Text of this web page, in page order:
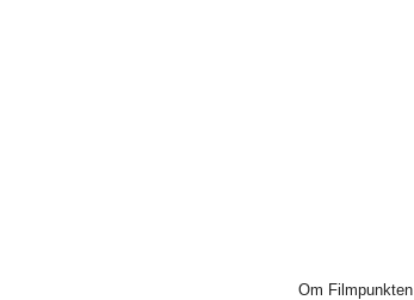
Om Filmpunkten